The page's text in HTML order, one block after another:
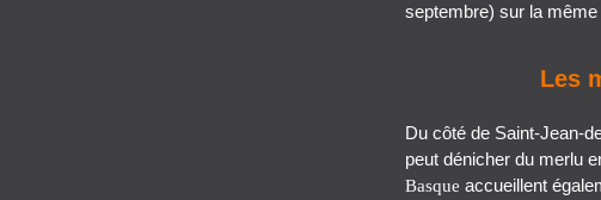
septembre) sur la
Les
Du côté de Saint-Jean-
peut dénicher du merlu
Basque accueillent